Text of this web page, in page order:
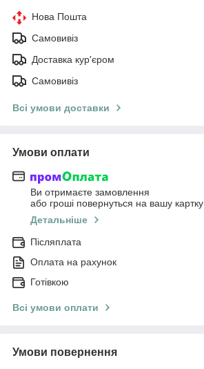
Нова Пошта
Самовивіз
Доставка кур'єром
Самовивіз
Всі умови доставки
Умови оплати
Ви отримаєте замовлення
або гроші повернуться на вашу картку
Детальніше
Післяплата
Оплата на рахунок
Готівкою
Всі умови оплати
Умови повернення